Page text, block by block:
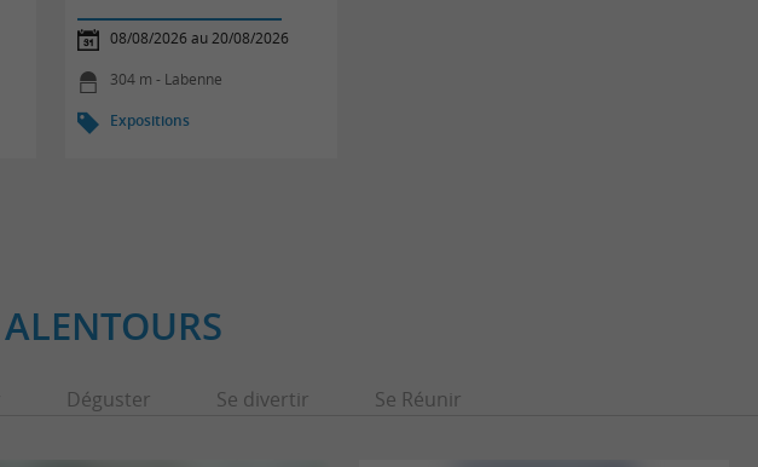
08/08/2026 au 20/08/2026
304 m - Labenne
Expositions
Déguster Se divertir Se Réunir